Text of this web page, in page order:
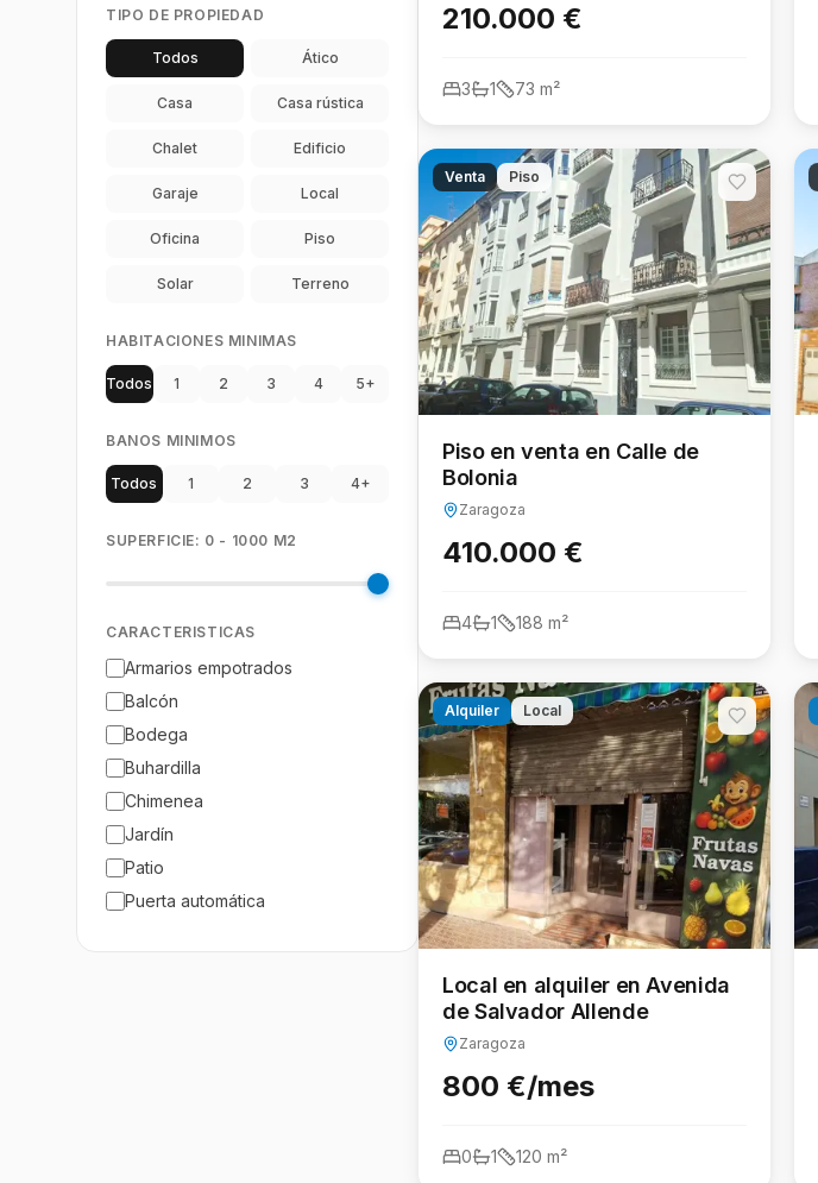
TIPO DE PROPIEDAD
Todos Ático
Casa Casa rústica
Chalet Edificio
Garaje Local
Oficina Piso
Solar Terreno
HABITACIONES MINIMAS
Todos 1 2 3 4 5+
BANOS MINIMOS
Todos 1 2 3 4+
SUPERFICIE: 0 - 1000 M2
CARACTERISTICAS
Armarios empotrados
Balcón
Bodega
Buhardilla
Chimenea
Jardín
Patio
Puerta automática
210.000 €
3 1 73 m²
Venta Piso
Piso en venta en Calle de
Bolonia
Zaragoza
410.000 €
4 1 188 m²
Alquiler Local
Local en alquiler en Avenida
de Salvador Allende
Zaragoza
800 €/mes
0 1 120 m²